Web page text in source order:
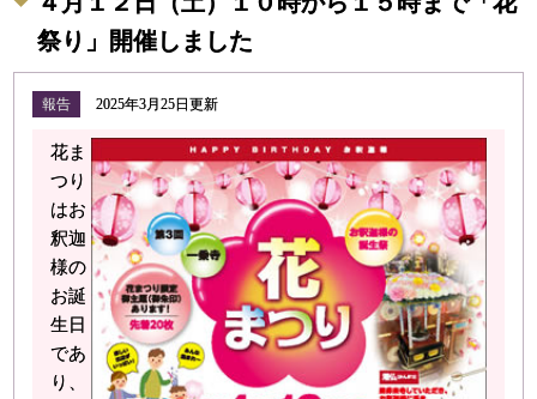
祭り」開催しました
報告 2025年3月25日更新
花ま
つり
はお
釈迦
様の
お誕
生日
であ
り、